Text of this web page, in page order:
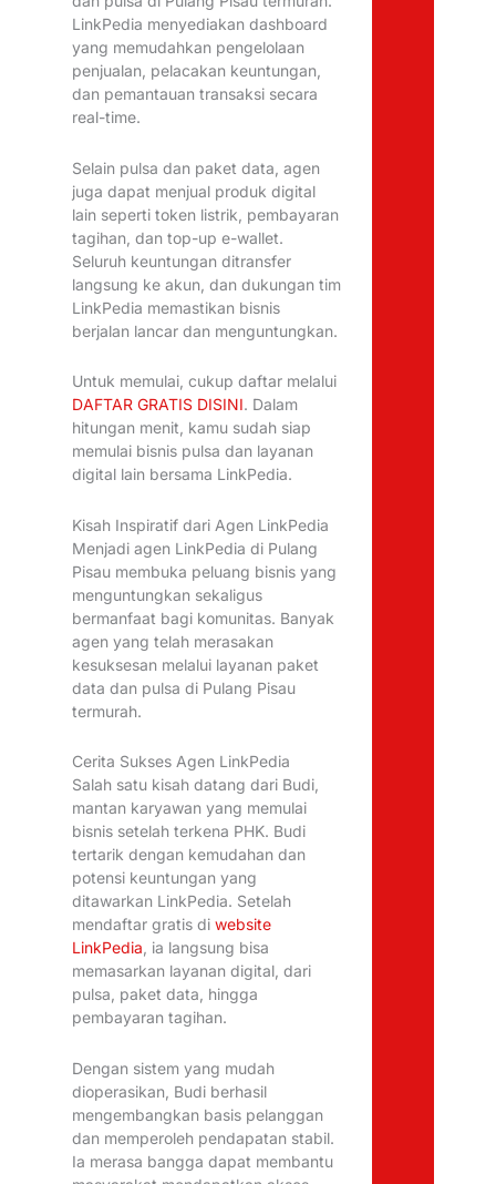
LinkPedia menyediakan dashboard
yang memudahkan pengelolaan
penjualan, pelacakan keuntungan,
dan pemantauan transaksi secara
real-time.
Selain pulsa dan paket data, agen
juga dapat menjual produk digital
lain seperti token listrik, pembayaran
tagihan, dan top-up e-wallet.
Seluruh keuntungan ditransfer
langsung ke akun, dan dukungan tim
LinkPedia memastikan bisnis
berjalan lancar dan menguntungkan.
Untuk memulai, cukup daftar melalui
DAFTAR GRATIS DISINI. Dalam
hitungan menit, kamu sudah siap
memulai bisnis pulsa dan layanan
digital lain bersama LinkPedia.
Kisah Inspiratif dari Agen LinkPedia
Menjadi agen LinkPedia di Pulang
Pisau membuka peluang bisnis yang
menguntungkan sekaligus
bermanfaat bagi komunitas. Banyak
agen yang telah merasakan
kesuksesan melalui layanan paket
data dan pulsa di Pulang Pisau
termurah.
Cerita Sukses Agen LinkPedia
Salah satu kisah datang dari Budi,
mantan karyawan yang memulai
bisnis setelah terkena PHK. Budi
tertarik dengan kemudahan dan
potensi keuntungan yang
ditawarkan LinkPedia. Setelah
mendaftar gratis diwebsite
LinkPedia , ia langsung bisa
memasarkan layanan digital, dari
pulsa, paket data, hingga
pembayaran tagihan.
Dengan sistem yang mudah
dioperasikan, Budi berhasil
mengembangkan basis pelanggan
dan memperoleh pendapatan stabil.
Ia merasa bangga dapat membantu